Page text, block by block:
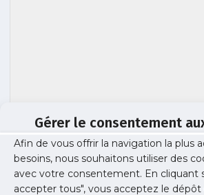
Gérer le consentement
Afin de vous offrir la navigation la plus
besoins, nous souhaitons utiliser des
avec votre consentement. En cliquant
accepter tous", vous acceptez le dépôt
couv-teleexpertise